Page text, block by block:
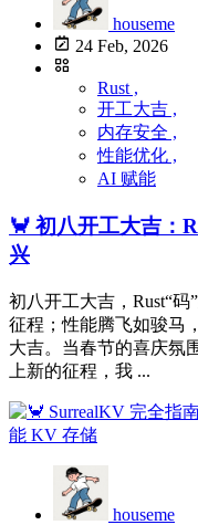
houseme
24 Feb, 2026
Rust ,
开工大吉 ,
内存安全 ,
性能优化 ,
AI 赋能
🦀 初八开工大吉：
兴
初八开工大吉，Rust“
征程；性能腾飞如骏马
大吉。当春节的喜庆氛
上新的征程，我 ...
houseme